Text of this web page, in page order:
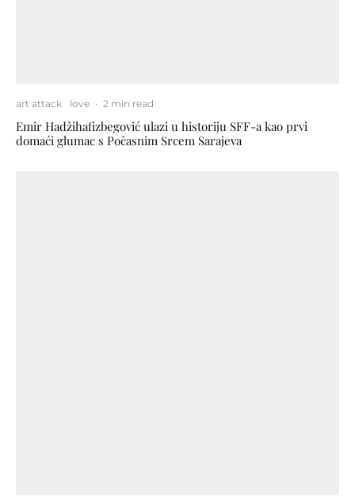
art attack love · 2 min read
Emir Hadžihafizbegović ulazi u historiju SFF-a kao prvi
domaći glumac s Počasnim Srcem Sarajeva